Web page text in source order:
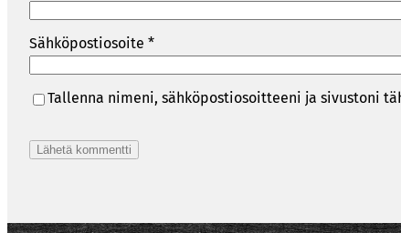
Sähköpostiosoite *
Tallenna nimeni, sähköpostiosoitteeni ja sivustoni